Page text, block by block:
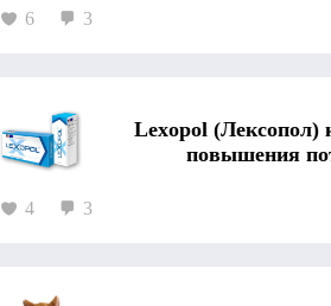
6 3
Lexopol (Лексопол)
повышения
4 3